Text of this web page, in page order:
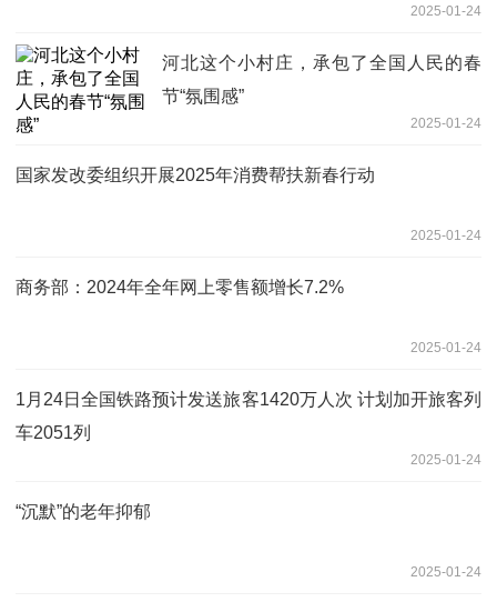
2025-01-24
河北这个小村庄，承包了全国人民的春
节“氛围感”
2025-01-24
国家发改委组织开展2025年消费帮扶新春行动
2025-01-24
商务部：2024年全年网上零售额增长7.2%
2025-01-24
1月24日全国铁路预计发送旅客1420万人次 计划加开旅客列
车2051列
2025-01-24
“沉默”的老年抑郁
2025-01-24